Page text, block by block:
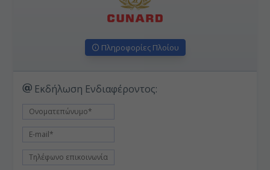
Πληροφορίες Πλοίου
Εκδήλωση Ενδιαφέροντος: